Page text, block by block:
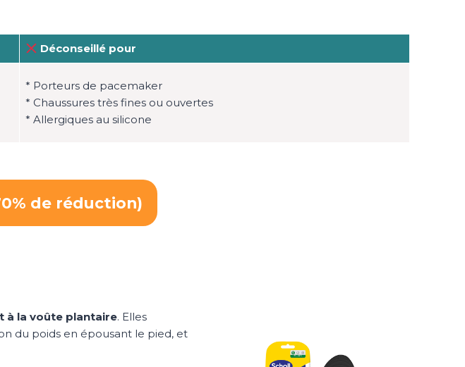
Déconseillé pour
* Porteurs de pacemaker
* Chaussures très fines ou ouvertes
* Allergiques au silicone
de réduction)
à la voûte plantaire. Elles
du poids en épousant le pied, et